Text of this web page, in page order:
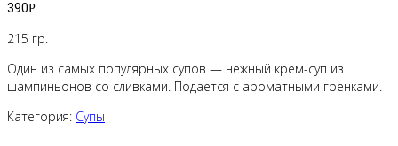
390Р
215 гр.
Один из самых популярных супов — нежный крем-суп из
шампиньонов со сливками. Подается с ароматными гренками.
Категория: Супы